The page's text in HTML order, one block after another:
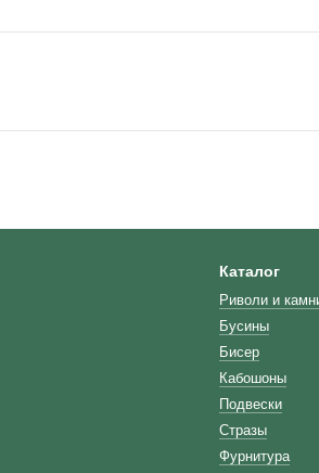
Каталог
Риволи и
Бусины
Бисер
Кабошоны
Подвески
Стразы
Фурнитура